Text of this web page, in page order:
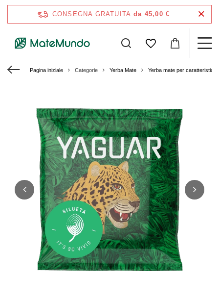
CONSEGNA GRATUITA da 45,00 €
Pagina iniziale Categorie Yerba Mate Yerba mate per caratteristiche